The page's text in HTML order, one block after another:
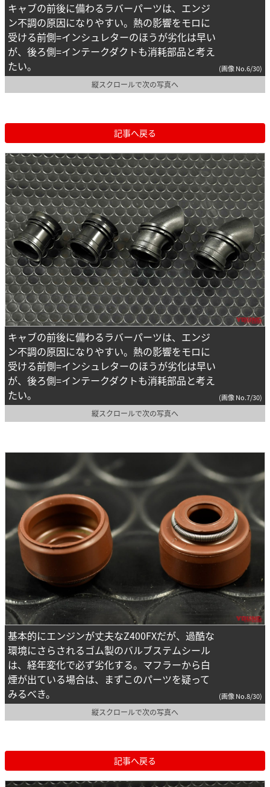
キャブの前後に備わるラバーパーツは、エンジ
ン不調の原因になりやすい。熱の影響をモロに
受ける前側=インシュレターのほうが劣化は早い
が、後ろ側=インテークダクトも消耗部品と考え
たい。
(画像 No.6/30)
縦スクロールで次の写真へ
記事へ戻る
キャブの前後に備わるラバーパーツは、エンジ
ン不調の原因になりやすい。熱の影響をモロに
受ける前側=インシュレターのほうが劣化は早い
が、後ろ側=インテークダクトも消耗部品と考え
たい。
(画像 No.7/30)
縦スクロールで次の写真へ
基本的にエンジンが丈夫なZ400FXだが、過酷な
環境にさらされるゴム製のバルブステムシール
は、経年変化で必ず劣化する。マフラーから白
煙が出ている場合は、まずこのパーツを疑って
みるべき。
(画像 No.8/30)
縦スクロールで次の写真へ
記事へ戻る